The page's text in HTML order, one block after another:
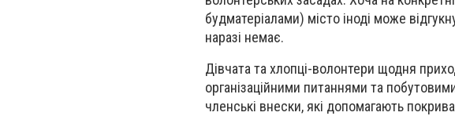
будматеріалами) місто іноді може
наразі немає.
Дівчата та хлопці-волонтери щодня
організаційними питаннями та
членські внески, які допомагають